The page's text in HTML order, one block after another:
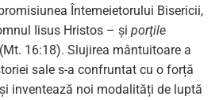
Întemeietorului Bisericii,
Iisus Hristos – şi porţile
(Mt. 16:18). Slujirea mântuitoare a
sale s-a confruntat cu o forță
inventează noi modalități de luptă